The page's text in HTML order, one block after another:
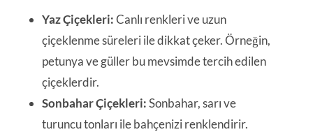
Yaz Çiçekleri:Canlı renkleri ve uzun
çiçeklenme süreleri ile dikkat çeker. Örneğin,
petunya ve güller bu mevsimde tercih edilen
çiçeklerdir.
Sonbahar Çiçekleri:Sonbahar, sarı ve
turuncu tonları ile bahçenizi renklendirir.